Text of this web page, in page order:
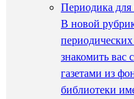
Периодика для
В новой
знакомить вас
газетами из
библиотеки